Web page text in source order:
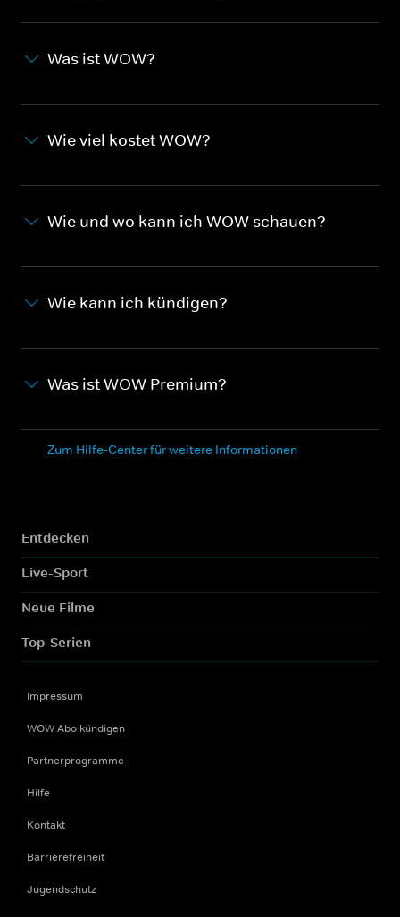
Was ist WOW?
Wie viel kostet WOW?
Wie und wo kann ich WOW schauen?
Wie kann ich kündigen?
Was ist WOW Premium?
Zum Hilfe-Center für weitere Informationen
Entdecken
Live-Sport
Neue Filme
Top-Serien
Impressum
WOW Abo kündigen
Partnerprogramme
Hilfe
Kontakt
Barrierefreiheit
Jugendschutz